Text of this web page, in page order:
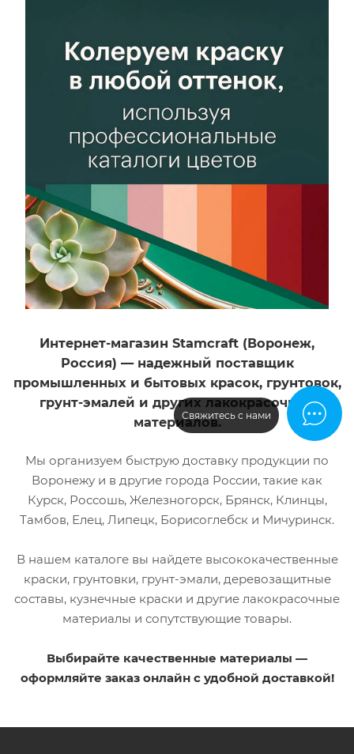
Рабочий инструмент
Валик, Кисть,
Краскопульт
Тип материала
Алкидный
Валик, Кисть,
Краскопульт
Свяжитесь с нами
Интернет-магазин Stamcraft (Воронеж,
Россия) — надежный поставщик
промышленных и бытовых красок, грунтовок,
грунт-эмалей и других лакокрасочных
материалов.
Мы организуем быструю доставку продукции по
Воронежу и в другие города России, такие как
Курск, Россошь, Железногорск, Брянск, Клинцы,
Тамбов, Елец, Липецк, Борисоглебск и Мичуринск.
В нашем каталоге вы найдете высококачественные
краски, грунтовки, грунт-эмали, деревозащитные
составы, кузнечные краски и другие лакокрасочные
материалы и сопутствующие товары.
Выбирайте качественные материалы —
оформляйте заказ онлайн с удобной доставкой!